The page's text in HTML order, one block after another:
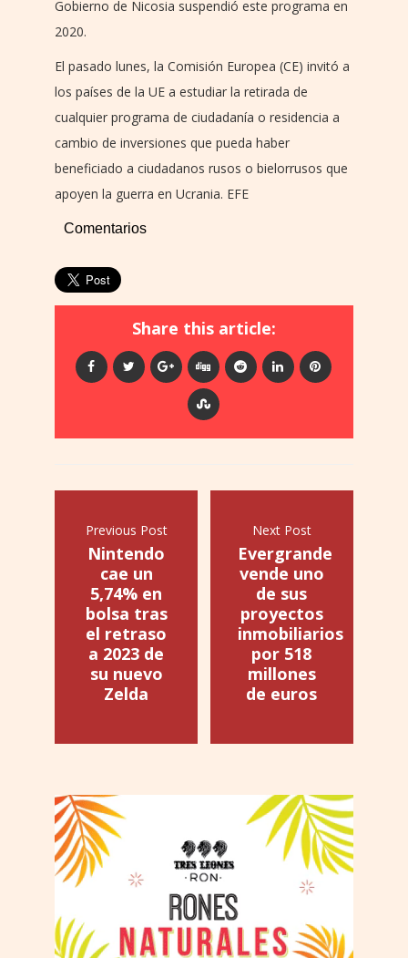
Gobierno de Nicosia suspendió este programa en
2020.
El pasado lunes, la Comisión Europea (CE) invitó a
los países de la UE a estudiar la retirada de
cualquier programa de ciudadanía o residencia a
cambio de inversiones que pueda haber
beneficiado a ciudadanos rusos o bielorrusos que
apoyen la guerra en Ucrania. EFE
Comentarios
Share this article:
Previous Post
Nintendo
cae un
5,74% en
bolsa tras
el retraso
a 2023 de
su nuevo
Zelda
Next Post
Evergrande
vende uno
de sus
proyectos
inmobiliarios
por 518
millones
de euros